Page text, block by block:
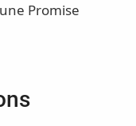
Promise